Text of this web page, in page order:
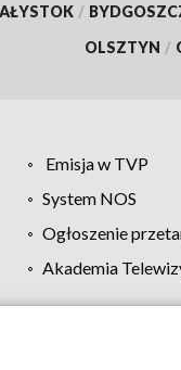
/
OLSZTYN /
Emisja w TVP
System NOS
Ogłoszenie
Akademia